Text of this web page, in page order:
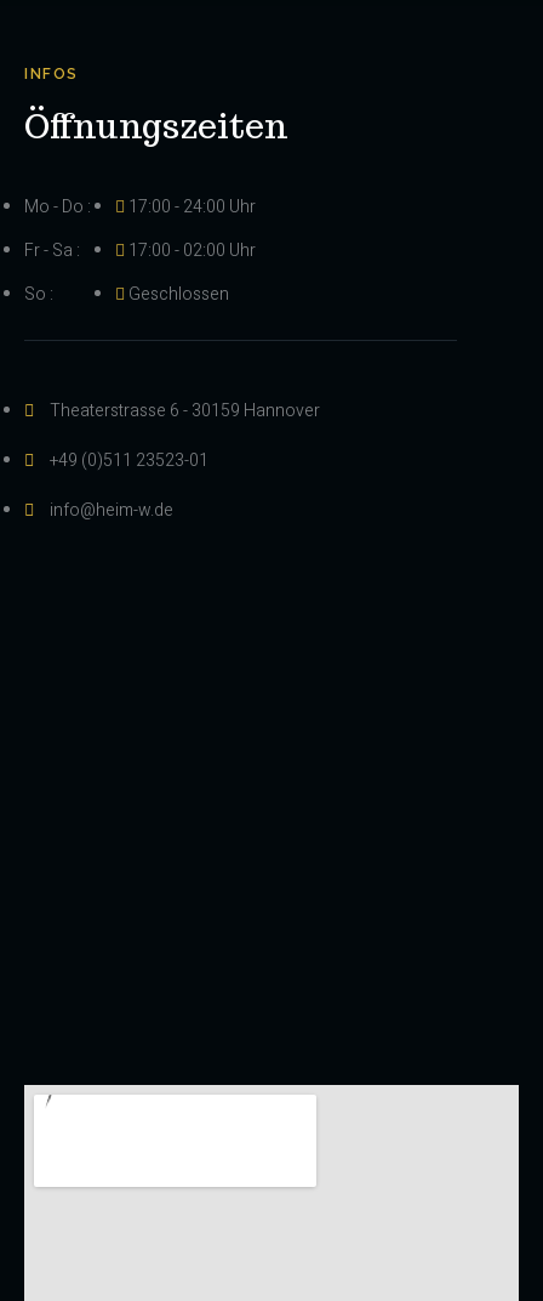
INFOS
Öffnungszeiten
Mo - Do :
Fr - Sa :
So :
17:00 - 24:00 Uhr
17:00 - 02:00 Uhr
Geschlossen
Theaterstrasse 6 - 30159 Hannover
+49 (0)511 23523-01
info@heim-w.de